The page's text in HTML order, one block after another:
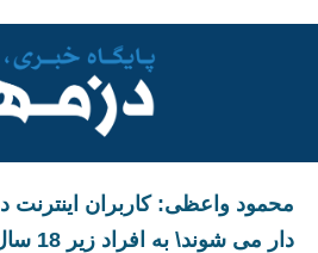
محمود واعظی: کاربران
دار